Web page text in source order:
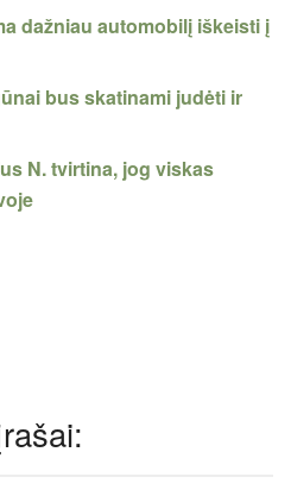
dažniau automobilį iškeisti į
bus skatinami judėti ir
N. tvirtina, jog viskas